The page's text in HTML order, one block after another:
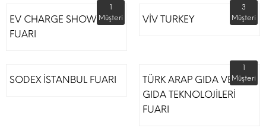
EV CHARGE SHOW
FUARI
1
Müşteri
VİV TURKEY
3
Müşteri
SODEX İSTANBUL FUARI
TÜRK ARAP GIDA VE
GIDA TEKNOLOJİLERİ
FUARI
1
Müşteri